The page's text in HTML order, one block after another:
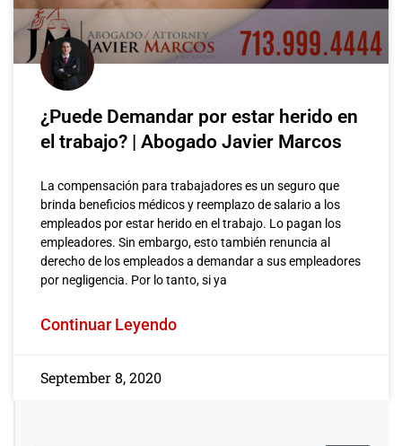
¿Puede Demandar por estar herido en
el trabajo? | Abogado Javier Marcos
La compensación para trabajadores es un seguro que
brinda beneficios médicos y reemplazo de salario a los
empleados por estar herido en el trabajo. Lo pagan los
empleadores. Sin embargo, esto también renuncia al
derecho de los empleados a demandar a sus empleadores
por negligencia. Por lo tanto, si ya
Continuar Leyendo
September 8, 2020